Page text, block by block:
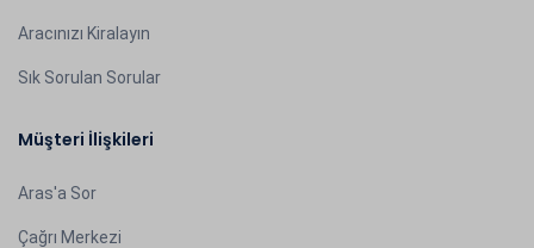
Aracınızı Kiralayın
Sık Sorulan Sorular
Müşteri İlişkileri
Aras'a Sor
Çağrı Merkezi